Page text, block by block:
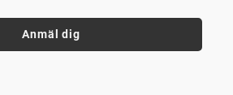
Anmäl dig